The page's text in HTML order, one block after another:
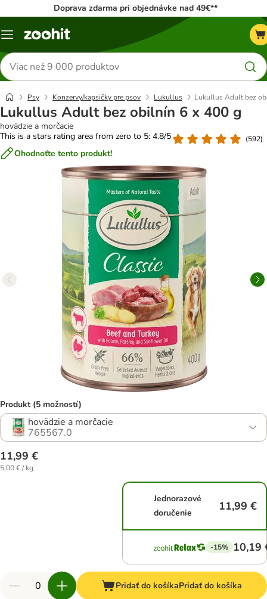
Doprava zdarma pri objednávke nad 49€**
Kategórie
Hľadať
produkty
Psy Konzervy/kapsičky pre psov Lukullus Lukullus Adult bez
Lukullus Adult bez obilnín 6 x 400 g
hovädzie a morčacie
This is a stars rating area from zero to 5: 4.8/5
(592)
Ohodnoťte tento produkt!
Produkt (5 možností)
hovädzie a morčacie
765567.0
11,99 €
5,00 € / kg
Jednorazové
doručenie
11,99 €
-15% 10,19
Pridať do košíkaPridať do košíka